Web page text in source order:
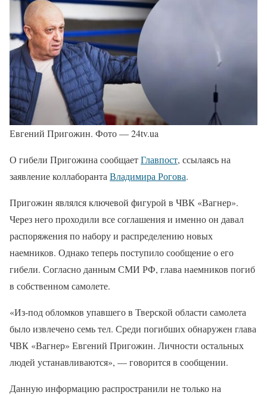
Евгений Пригожин. Фото — 24tv.ua
О гибели Пригожина сообщаетГлавпост, ссылаясь на
заявление коллаборанта Владимира Рогова.
Пригожин являлся ключевой фигурой в ЧВК «Вагнер».
Через него проходили все соглашения и именно он давал
распоряжения по набору и распределению новых
наемников. Однако теперь поступило сообщение о его
гибели. Согласно данным СМИ РФ, глава наемников погиб
в собственном самолете.
«Из-под обломков упавшего в Тверской области самолета
было извлечено семь тел. Среди погибших обнаружен глава
ЧВК «Вагнер» Евгений Пригожин. Личности остальных
людей устанавливаются», — говорится в сообщении.
Данную информацию распространили не только на